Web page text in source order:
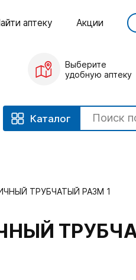
аптеку Акции
Выберите
удобную аптеку
Каталог
ТРУБЧАТЫЙ РАЗМ 1